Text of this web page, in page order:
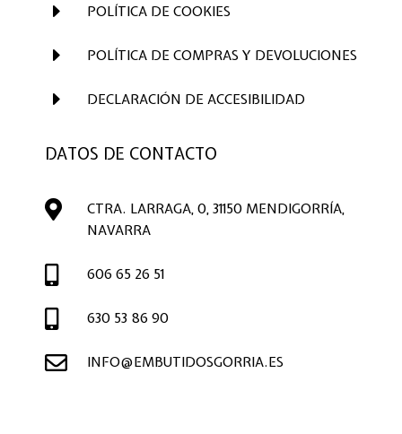
E POLÍTICA DE COOKIES
E POLÍTICA DE COMPRAS Y DEVOLUCIONES
E DECLARACIÓN DE ACCESIBILIDAD
DATOS DE CONTACTO

CTRA. LARRAGA, 0, 31150 MENDIGORRÍA,
NAVARRA
 606 65 26 51
 630 53 86 90
 INFO@EMBUTIDOSGORRIA.ES